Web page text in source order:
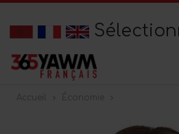
Accueil Économie